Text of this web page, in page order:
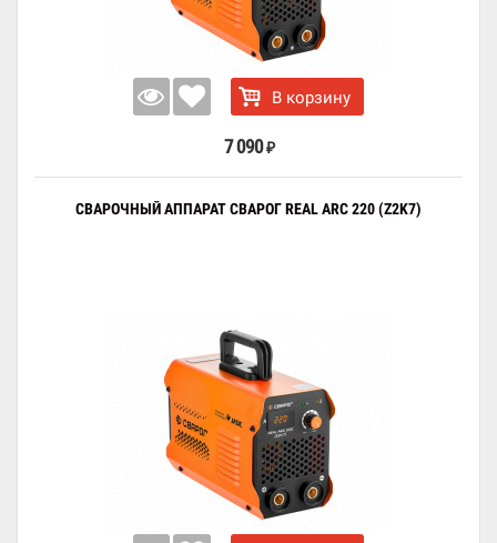
В корзину
7 090 ₽
СВАРОЧНЫЙ АППАРАТ СВАРОГ REAL ARC 220 (Z2K7)